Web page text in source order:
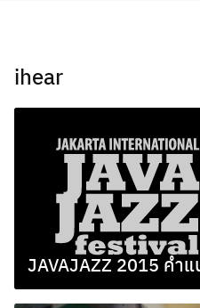
ihear
JAVAJAZZ 2015 คำ
มกราคม 25, 2015